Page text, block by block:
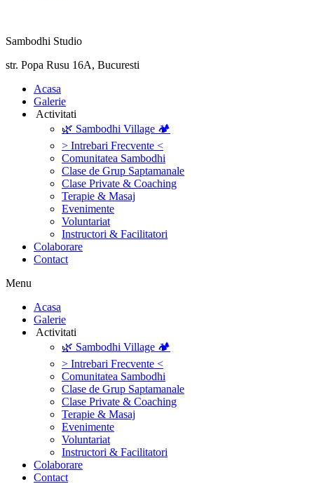
Sambodhi Studio
str. Popa Rusu 16A, Bucuresti
‎Acasa
Galerie
‎ ‎Activitati‎
🌿 Sambodhi Village 🏕️
> Intrebari Frecvente <
Comunitatea Sambodhi
Clase de Grup Saptamanale
Clase Private & Coaching
Terapie & Masaj
‎Evenimente
Voluntariat
‏‏‎Instructori & Facilitatori
Colaborare
Contact
Menu
‎Acasa
Galerie
‎ ‎Activitati‎
🌿 Sambodhi Village 🏕️
> Intrebari Frecvente <
Comunitatea Sambodhi
Clase de Grup Saptamanale
Clase Private & Coaching
Terapie & Masaj
‎Evenimente
Voluntariat
‏‏‎Instructori & Facilitatori
Colaborare
Contact